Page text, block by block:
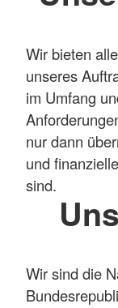
Wir bieten
unseres
im Umfang
nur dann
und
sind.
Wir sind die